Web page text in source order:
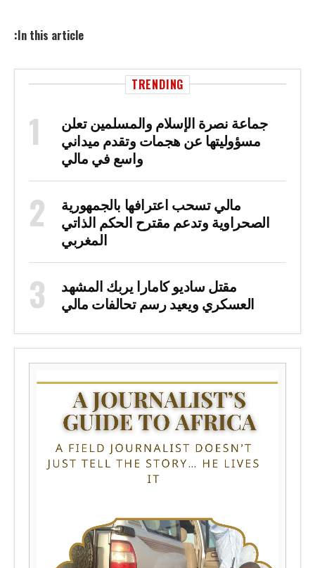
In this article:
TRENDING
جماعة نصرة الإسلام والمسلمين تعلن
مسؤوليتها عن هجمات وتقدم ميداني
واسع في مالي
مالي تسحب اعترافها بالجمهورية
الصحراوية وتدعم مقترح الحكم الذاتي
المغربي
مقتل ساديو كامارا يربك المشهد
العسكري ويعيد رسم تحالفات مالي